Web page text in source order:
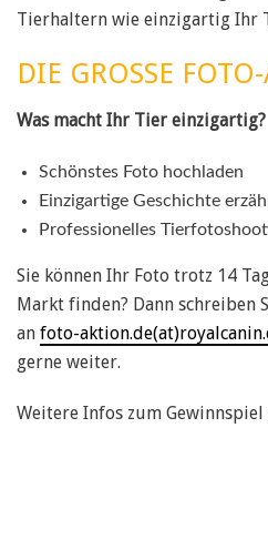
Tierhaltern wie einzigartig Ihr
DIE GROSSE
Was macht Ihr Tier einzigartig?
Schönstes Foto hochladen
Einzigartige Geschichte
Professionelles
Sie können Ihr Foto trotz 14
Markt finden? Dann schreiben
an foto-
gerne weiter.
Weitere Infos zum